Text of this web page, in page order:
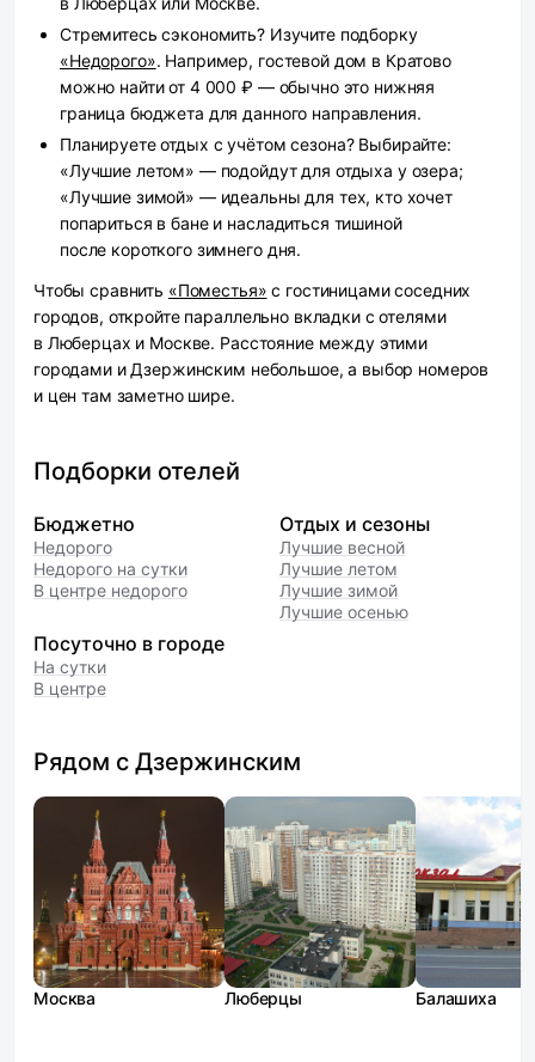
Стремитесь сэкономить? Изучите подборку
«Недорого». Например, гостевой дом в Кратово
можно найти от 4 000 ₽ — обычно это нижняя
граница бюджета для данного направления.
Планируете отдых с учётом сезона? Выбирайте:
«Лучшие летом» — подойдут для отдыха у озера;
«Лучшие зимой» — идеальны для тех, кто хочет
попариться в бане и насладиться тишиной
после короткого зимнего дня.
Чтобы сравнить «Поместья» с гостиницами соседних
городов, откройте параллельно вкладки с отелями
в Люберцах и Москве. Расстояние между этими
городами и Дзержинским небольшое, а выбор номеров
и цен там заметно шире.
Подборки отелей
Бюджетно
Недорого
Недорого на сутки
В центре недорого
Посуточно в городе
На сутки
В центре
Отдых и сезоны
Лучшие весной
Лучшие летом
Лучшие зимой
Лучшие осенью
Рядом с Дзержинским
Москва Люберцы Балашиха